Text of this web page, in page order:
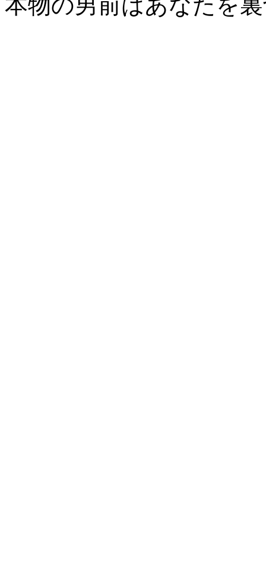
本物の男前はあなたを